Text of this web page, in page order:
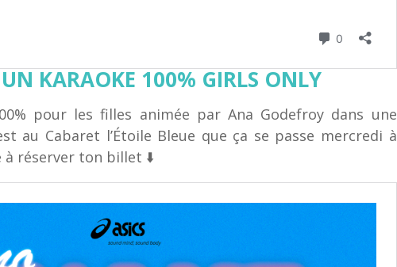
KARAOKE 100% GIRLS ONLY
pour les filles animée par Ana Godefroy dans une
au Cabaret l’Étoile Bleue que ça se passe mercredi à
à réserver ton billet ⬇️